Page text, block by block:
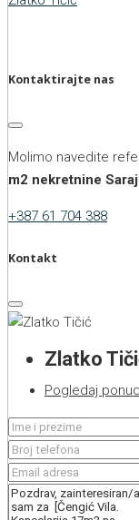
Kontaktirajte nas
Molimo navedite
m2 nekretnine
+387 61 704 388
Kontakt
Zlatko
Pogledaj